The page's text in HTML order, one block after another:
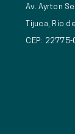
Av. Ayrton
Tijuca, Rio
CEP: